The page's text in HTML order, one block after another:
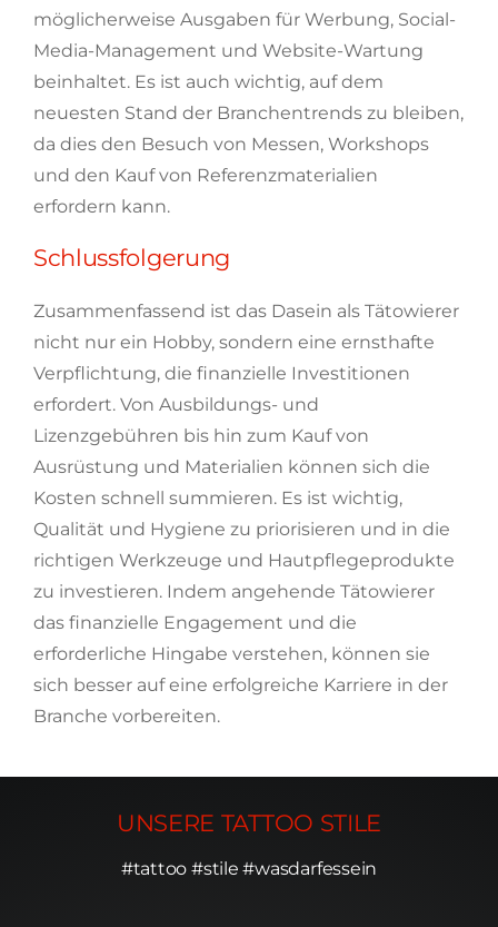
möglicherweise Ausgaben für Werbung, Social-
Media-Management und Website-Wartung
beinhaltet. Es ist auch wichtig, auf dem
neuesten Stand der Branchentrends zu bleiben,
da dies den Besuch von Messen, Workshops
und den Kauf von Referenzmaterialien
erfordern kann.
Schlussfolgerung
Zusammenfassend ist das Dasein als Tätowierer
nicht nur ein Hobby, sondern eine ernsthafte
Verpflichtung, die finanzielle Investitionen
erfordert. Von Ausbildungs- und
Lizenzgebühren bis hin zum Kauf von
Ausrüstung und Materialien können sich die
Kosten schnell summieren. Es ist wichtig,
Qualität und Hygiene zu priorisieren und in die
richtigen Werkzeuge und Hautpflegeprodukte
zu investieren. Indem angehende Tätowierer
das finanzielle Engagement und die
erforderliche Hingabe verstehen, können sie
sich besser auf eine erfolgreiche Karriere in der
Branche vorbereiten.
UNSERE TATTOO STILE
#tattoo #stile #wasdarfessein